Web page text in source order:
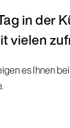
in der
vielen
es Ihnen